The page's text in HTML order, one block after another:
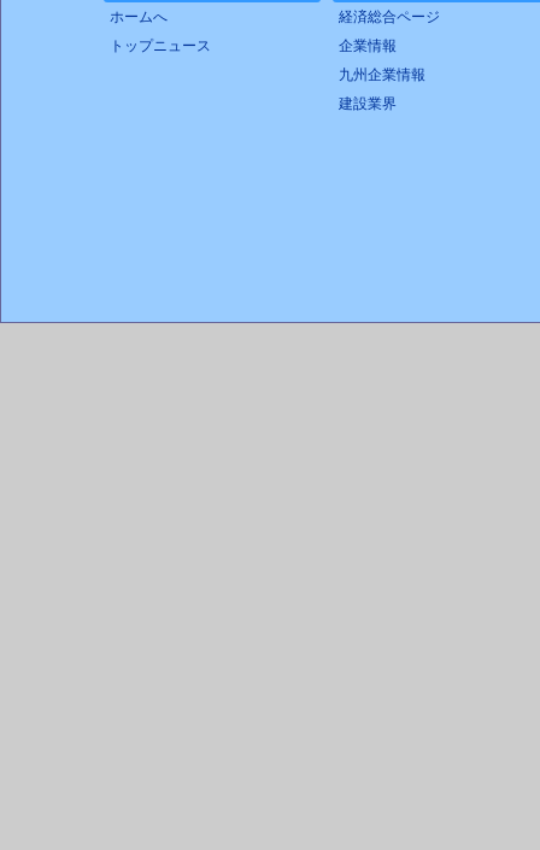
ホームへ
トップニュース
経済総合ページ
企業情報
九州企業情報
建設業界